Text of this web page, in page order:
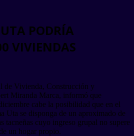
PODRÍA
VIVIENDAS
de Vivienda, Construcción y
Miranda Marca, informó que
cabe la posibilidad que en el
Uta se disponga de un aproximado de
tacneñas cuyo ingreso grupal no supere
un hogar propio.